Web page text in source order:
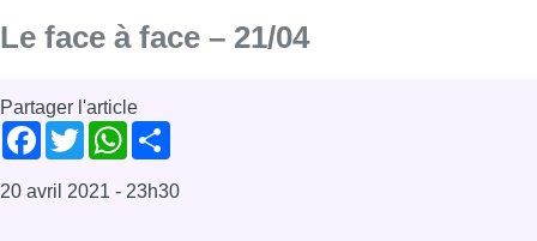
Le face à face – 21/04
Partager l'article
Facebook
TwitterWhatsApp
20 avril 2021 - 23h30